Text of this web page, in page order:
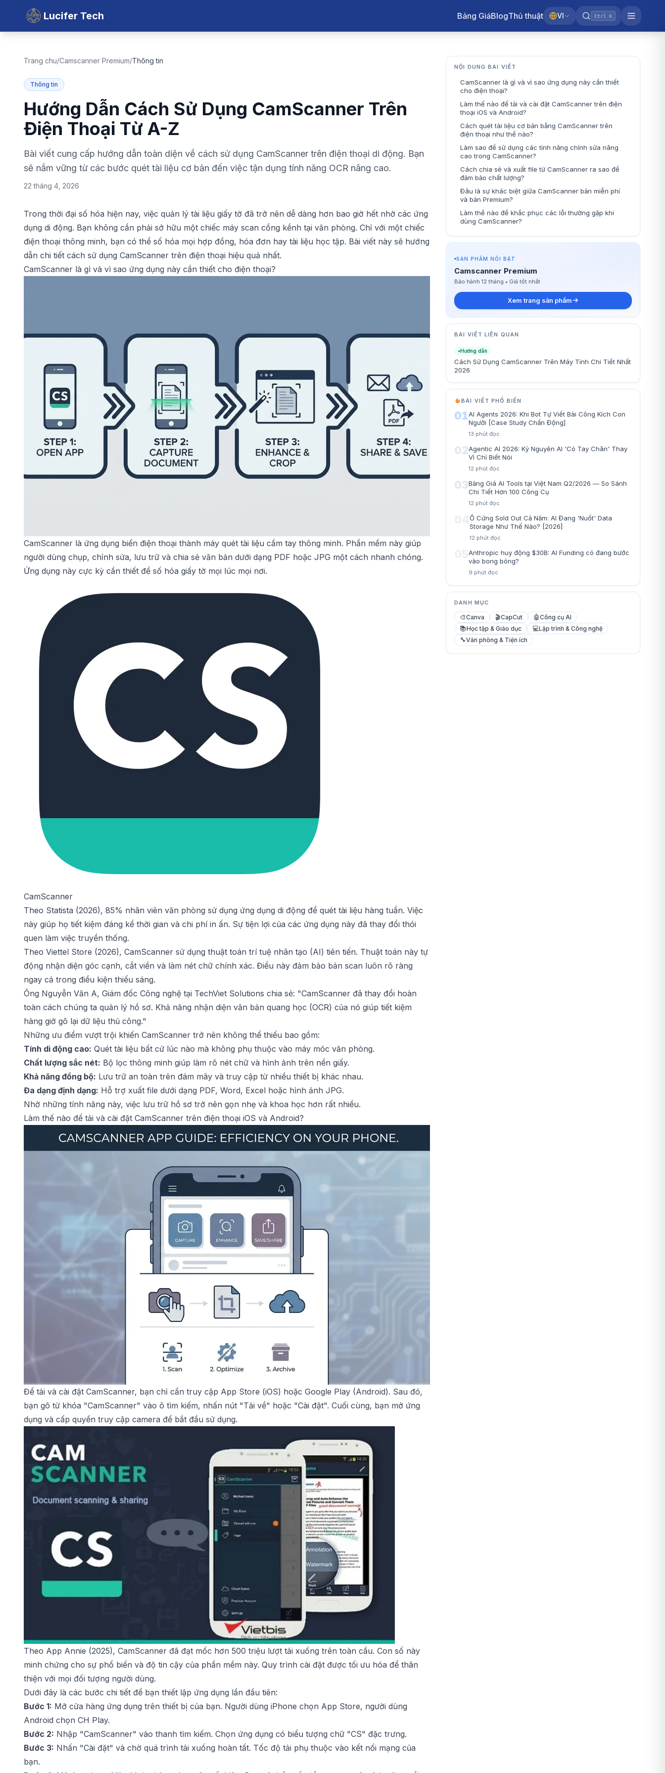
Lucifer Tech Bảng GiáBlogThủ thuật VI Ctrl K
Trang chu/Camscanner Premium/Thông tin
Thông tin
Hướng Dẫn Cách Sử Dụng CamScanner Trên
Điện Thoại Từ A-Z
Bài viết cung cấp hướng dẫn toàn diện về cách sử dụng CamScanner trên điện thoại di động. Bạn
sẽ nắm vững từ các bước quét tài liệu cơ bản đến việc tận dụng tính năng OCR nâng cao.
22 tháng 4, 2026
Trong thời đại số hóa hiện nay, việc quản lý tài liệu giấy tờ đã trở nên dễ dàng hơn bao giờ hết nhờ các ứng
dụng di động. Bạn không cần phải sở hữu một chiếc máy scan cồng kềnh tại văn phòng. Chỉ với một chiếc
điện thoại thông minh, bạn có thể số hóa mọi hợp đồng, hóa đơn hay tài liệu học tập. Bài viết này sẽ hướng
dẫn chi tiết cách sử dụng CamScanner trên điện thoại hiệu quả nhất.
CamScanner là gì và vì sao ứng dụng này cần thiết cho điện thoại?
CamScanner là ứng dụng biến điện thoại thành máy quét tài liệu cầm tay thông minh. Phần mềm này giúp
người dùng chụp, chỉnh sửa, lưu trữ và chia sẻ văn bản dưới dạng PDF hoặc JPG một cách nhanh chóng.
Ứng dụng này cực kỳ cần thiết để số hóa giấy tờ mọi lúc mọi nơi.
CamScanner
Theo Statista (2026), 85% nhân viên văn phòng sử dụng ứng dụng di động để quét tài liệu hàng tuần. Việc
này giúp họ tiết kiệm đáng kể thời gian và chi phí in ấn. Sự tiện lợi của các ứng dụng này đã thay đổi thói
quen làm việc truyền thống.
Theo Viettel Store (2026), CamScanner sử dụng thuật toán trí tuệ nhân tạo (AI) tiên tiến. Thuật toán này tự
động nhận diện góc cạnh, cắt viền và làm nét chữ chính xác. Điều này đảm bảo bản scan luôn rõ ràng
ngay cả trong điều kiện thiếu sáng.
Ông Nguyễn Văn A, Giám đốc Công nghệ tại TechViet Solutions chia sẻ: "CamScanner đã thay đổi hoàn
toàn cách chúng ta quản lý hồ sơ. Khả năng nhận diện văn bản quang học (OCR) của nó giúp tiết kiệm
hàng giờ gõ lại dữ liệu thủ công."
Những ưu điểm vượt trội khiến CamScanner trở nên không thể thiếu bao gồm:
Tính di động cao: Quét tài liệu bất cứ lúc nào mà không phụ thuộc vào máy móc văn phòng.
Chất lượng sắc nét: Bộ lọc thông minh giúp làm rõ nét chữ và hình ảnh trên nền giấy.
Khả năng đồng bộ: Lưu trữ an toàn trên đám mây và truy cập từ nhiều thiết bị khác nhau.
Đa dạng định dạng: Hỗ trợ xuất file dưới dạng PDF, Word, Excel hoặc hình ảnh JPG.
Nhờ những tính năng này, việc lưu trữ hồ sơ trở nên gọn nhẹ và khoa học hơn rất nhiều.
Làm thế nào để tải và cài đặt CamScanner trên điện thoại iOS và Android?
Để tải và cài đặt CamScanner, bạn chỉ cần truy cập App Store (iOS) hoặc Google Play (Android). Sau đó,
bạn gõ từ khóa "CamScanner" vào ô tìm kiếm, nhấn nút "Tải về" hoặc "Cài đặt". Cuối cùng, bạn mở ứng
dụng và cấp quyền truy cập camera để bắt đầu sử dụng.
Theo App Annie (2025), CamScanner đã đạt mốc hơn 500 triệu lượt tải xuống trên toàn cầu. Con số này
minh chứng cho sự phổ biến và độ tin cậy của phần mềm này. Quy trình cài đặt được tối ưu hóa để thân
thiện với mọi đối tượng người dùng.
Dưới đây là các bước chi tiết để bạn thiết lập ứng dụng lần đầu tiên:
Bước 1: Mở cửa hàng ứng dụng trên thiết bị của bạn. Người dùng iPhone chọn App Store, người dùng
Android chọn CH Play.
Bước 2: Nhập "CamScanner" vào thanh tìm kiếm. Chọn ứng dụng có biểu tượng chữ "CS" đặc trưng.
Bước 3: Nhấn "Cài đặt" và chờ quá trình tải xuống hoàn tất. Tốc độ tải phụ thuộc vào kết nối mạng của
bạn.
NỘI DUNG BÀI VIẾT
CamScanner là gì và vì sao ứng dụng này cần thiết
cho điện thoại?
Làm thế nào để tải và cài đặt CamScanner trên điện
thoại iOS và Android?
Cách quét tài liệu cơ bản bằng CamScanner trên
điện thoại như thế nào?
Làm sao để sử dụng các tính năng chỉnh sửa nâng
cao trong CamScanner?
Cách chia sẻ và xuất file từ CamScanner ra sao để
đảm bảo chất lượng?
Đâu là sự khác biệt giữa CamScanner bản miễn phí
và bản Premium?
Làm thế nào để khắc phục các lỗi thường gặp khi
dùng CamScanner?
SẢN PHẨM NỔI BẬT
Camscanner Premium
Bảo hành 12 tháng • Giá tốt nhất
Xem trang sản phẩm
BÀI VIẾT LIÊN QUAN
Hướng dẫn
Cách Sử Dụng CamScanner Trên Máy Tính Chi Tiết Nhất
2026
BÀI VIẾT PHỔ BIẾN
01AI Agents 2026: Khi Bot Tự Viết Bài Công Kích Con
Người [Case Study Chấn Động]
13 phút đọc
02Agentic AI 2026: Kỷ Nguyên AI 'Có Tay Chân' Thay
Vì Chỉ Biết Nói
12 phút đọc
03Bảng Giá AI Tools tại Việt Nam Q2/2026 — So Sánh
Chi Tiết Hơn 100 Công Cụ
12 phút đọc
04Ổ Cứng Sold Out Cả Năm: AI Đang 'Nuốt' Data
Storage Như Thế Nào? [2026]
12 phút đọc
05Anthropic huy động $30B: AI Funding có đang bước
vào bong bóng?
9 phút đọc
DANH MỤC
🎨Canva 🎬CapCut 🤖Công cụ AI
📚Học tập & Giáo dục 💻Lập trình & Công nghệ
🔧Văn phòng & Tiện ích